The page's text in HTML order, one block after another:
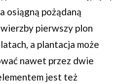
osiągną pożądaną
pierwszy plon
a plantacja może
nawet przez dwie
jest też